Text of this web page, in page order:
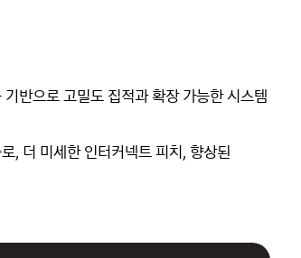
반으로 고밀도 집적과 확장 가능한 시스템
, 더 미세한 인터커넥트 피치, 향상된